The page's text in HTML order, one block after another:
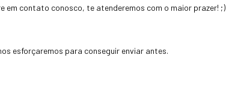
em contato conosco, te atenderemos com o maior prazer! ;)
esforçaremos para conseguir enviar antes.